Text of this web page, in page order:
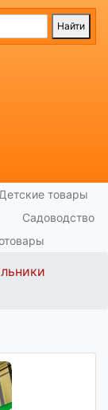
Детские товары
Садоводство